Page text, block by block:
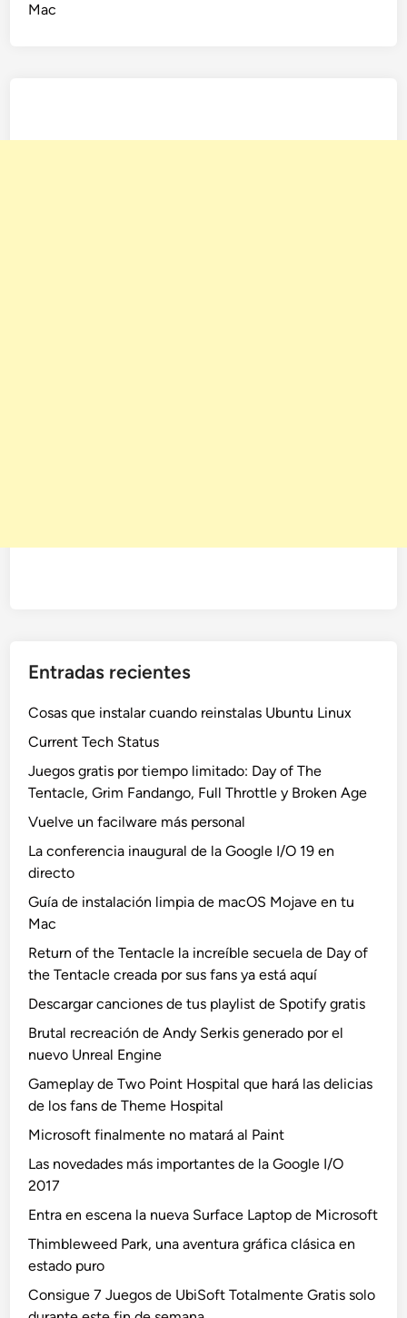
Mac
Entradas recientes
Cosas que instalar cuando reinstalas Ubuntu Linux
Current Tech Status
Juegos gratis por tiempo limitado: Day of The
Tentacle, Grim Fandango, Full Throttle y Broken Age
Vuelve un facilware más personal
La conferencia inaugural de la Google I/O 19 en
directo
Guía de instalación limpia de macOS Mojave en tu
Mac
Return of the Tentacle la increíble secuela de Day of
the Tentacle creada por sus fans ya está aquí
Descargar canciones de tus playlist de Spotify gratis
Brutal recreación de Andy Serkis generado por el
nuevo Unreal Engine
Gameplay de Two Point Hospital que hará las delicias
de los fans de Theme Hospital
Microsoft finalmente no matará al Paint
Las novedades más importantes de la Google I/O
2017
Entra en escena la nueva Surface Laptop de Microsoft
Thimbleweed Park, una aventura gráfica clásica en
estado puro
Consigue 7 Juegos de UbiSoft Totalmente Gratis solo